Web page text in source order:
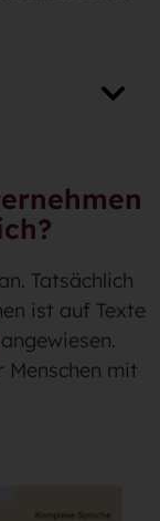
Tatsächlich
ist auf Texte
angewiesen.
mit